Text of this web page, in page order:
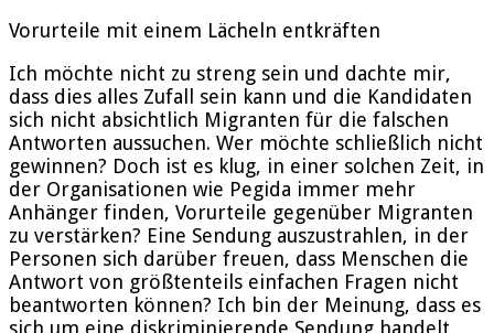
Vorurteile mit einem Lächeln entkräften
Ich möchte nicht zu streng sein und dachte mir,
dass dies alles Zufall sein kann und die Kandidaten
sich nicht absichtlich Migranten für die falschen
Antworten aussuchen. Wer möchte schließlich nicht
gewinnen? Doch ist es klug, in einer solchen Zeit, in
der Organisationen wie Pegida immer mehr
Anhänger finden, Vorurteile gegenüber Migranten
zu verstärken? Eine Sendung auszustrahlen, in der
Personen sich darüber freuen, dass Menschen die
Antwort von größtenteils einfachen Fragen nicht
beantworten können? Ich bin der Meinung, dass es
sich um eine diskriminierende Sendung handelt